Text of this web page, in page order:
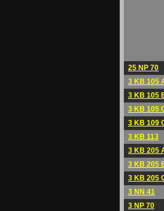
25 NP 70
3 KB 105
3 KB 105
3 KB 105
3 KB 109
3 KB 113
3 KB 205
3 KB 205
3 KB 205
3 NN 41
3 NP 70